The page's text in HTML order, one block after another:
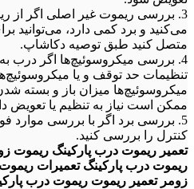
3. بررسی ریموت غیر اصلی اگر از
می‌کنید و برد کمی دارد، می‌توانید
متصل کنید طبق توصیه دکاشاپ.
4. بررسی میکروسوئیچ‌ها اگر درب
تنظیمات حد توقف و یا
میکروسوئیچ‌ها میزان باز و بسته
ممکن است نیاز به تنظیم یا تعویض
5. بررسی برد اگر با بررسی
کنترل را بررسی کنید.
تعمیر ریموت درب پارکینگ ریموت
ریموت درب پارکینگ تعمیرات
زومر تعمیر ریموت ریموت درب